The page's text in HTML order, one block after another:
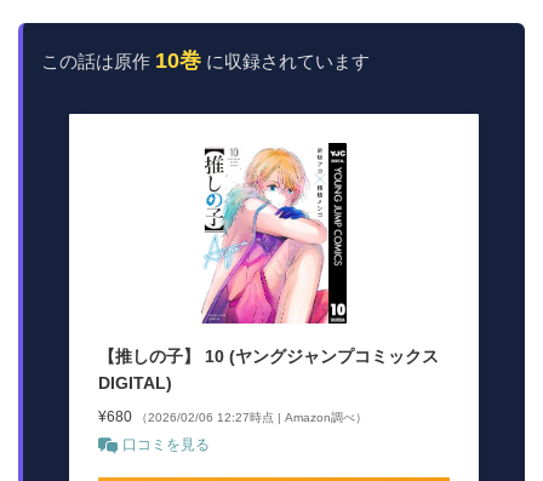
この話は原作 10巻 に収録されています
【推しの子】 10 (ヤングジャンプコミックス
DIGITAL)
¥680 （2026/02/06 12:27時点 | Amazon調べ）
口コミを見る